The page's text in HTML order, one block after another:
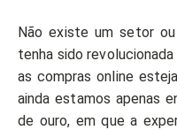
Não existe um setor
tenha sido
as compras online
ainda estamos apenas
de ouro, em que a